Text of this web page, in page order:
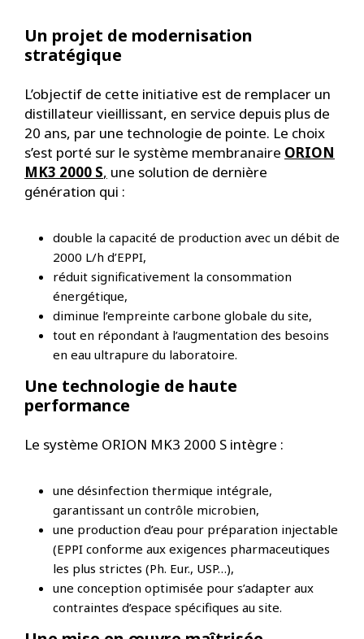
Un projet de modernisation
stratégique
L’objectif de cette initiative est de remplacer un
distillateur vieillissant, en service depuis plus de
20 ans, par une technologie de pointe. Le choix
s’est porté sur le système membranaire ORION
MK3 2000 S, une solution de dernière
génération qui :
double la capacité de production avec un débit de
2000 L/h d’EPPI,
réduit significativement la consommation
énergétique,
diminue l’empreinte carbone globale du site,
tout en répondant à l’augmentation des besoins
en eau ultrapure du laboratoire.
Une technologie de haute
performance
Le système ORION MK3 2000 S intègre :
une désinfection thermique intégrale,
garantissant un contrôle microbien,
une production d’eau pour préparation injectable
(EPPI conforme aux exigences pharmaceutiques
les plus strictes (Ph. Eur., USP…),
une conception optimisée pour s’adapter aux
contraintes d’espace spécifiques au site.